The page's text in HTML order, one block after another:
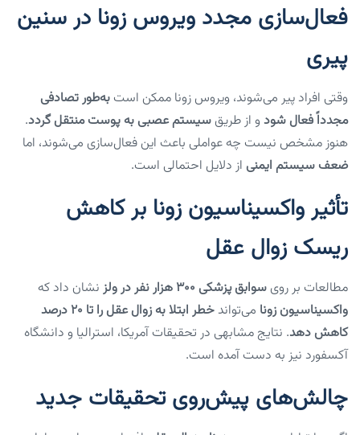
فعال‌سازی مجدد ویروس زونا در سنین
پیری
وقتی افراد پیر می‌شوند، ویروس زونا ممکن است به‌طور تصادفی
مجدداً فعال شود و از طریق سیستم عصبی به پوست منتقل گردد.
هنوز مشخص نیست چه عواملی باعث این فعال‌سازی می‌شوند، اما
ضعف سیستم ایمنی از دلایل احتمالی است.
تأثیر واکسیناسیون زونا بر کاهش
ریسک زوال عقل
مطالعات بر روی سوابق پزشکی ۳۰۰ هزار نفر در ولز
نشان داد که
واکسیناسیون زونا می‌تواند
خطر ابتلا به زوال عقل را تا ۲۰ درصد
کاهش دهد. نتایج مشابهی در تحقیقات آمریکا، استرالیا و دانشگاه
آکسفورد نیز به دست آمده است.
چالش‌های پیش‌روی تحقیقات جدید